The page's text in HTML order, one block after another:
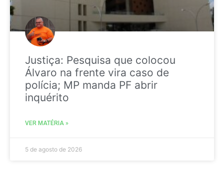
Justiça: Pesquisa que colocou
Álvaro na frente vira caso de
polícia; MP manda PF abrir
inquérito
VER MATÉRIA »
5 de agosto de 2026